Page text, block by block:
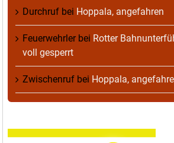
Durchruf bei Hoppala, angefahren
Feuerwehrlerbei Rotter
voll gesperrt
Zwischenruf bei Hoppala,